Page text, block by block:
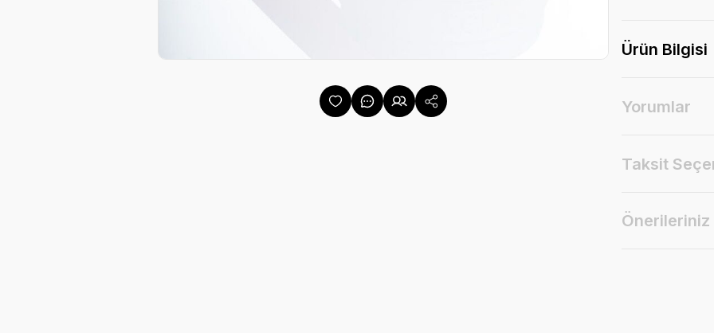
Ürün Bilgisi
Yorumlar
Taksit
Önerileriniz